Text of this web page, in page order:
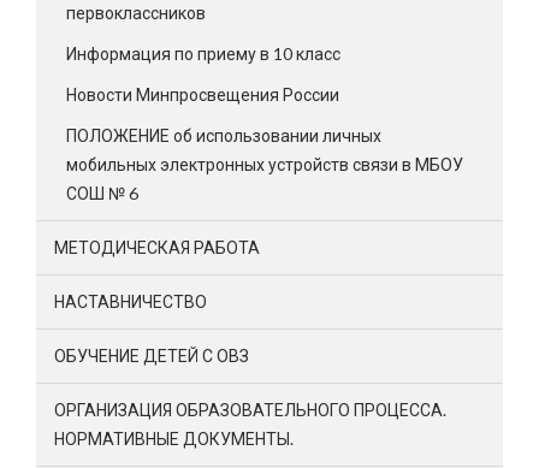
первоклассников
Информация по приему в 10 класс
Новости Минпросвещения России
ПОЛОЖЕНИЕ об использовании личных
мобильных электронных устройств связи в МБОУ
СОШ № 6
МЕТОДИЧЕСКАЯ РАБОТА
НАСТАВНИЧЕСТВО
ОБУЧЕНИЕ ДЕТЕЙ С ОВЗ
ОРГАНИЗАЦИЯ ОБРАЗОВАТЕЛЬНОГО ПРОЦЕССА.
НОРМАТИВНЫЕ ДОКУМЕНТЫ.